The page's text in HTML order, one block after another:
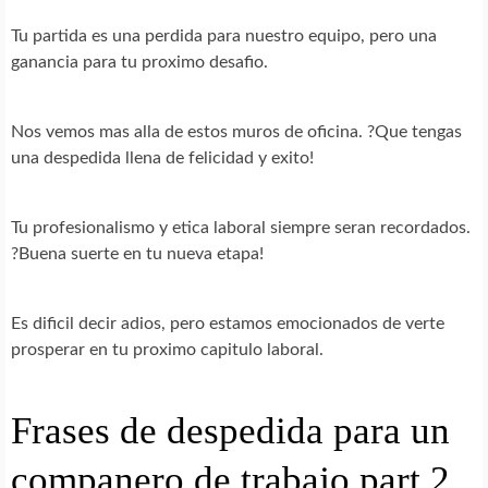
Tu partida es una perdida para nuestro equipo, pero una
ganancia para tu proximo desafio.
Nos vemos mas alla de estos muros de oficina. ?Que tengas
una despedida llena de felicidad y exito!
Tu profesionalismo y etica laboral siempre seran recordados.
?Buena suerte en tu nueva etapa!
Es dificil decir adios, pero estamos emocionados de verte
prosperar en tu proximo capitulo laboral.
Frases de despedida para un